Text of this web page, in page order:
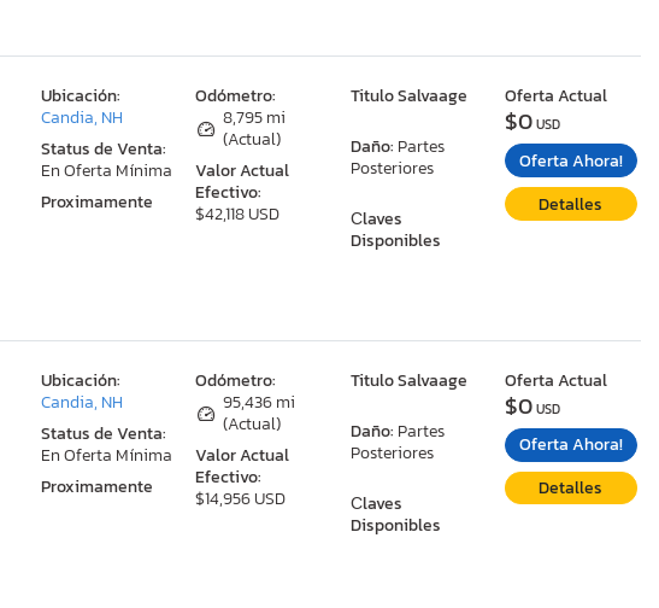
Odómetro:
8,795 mi
(Actual)
Valor Actual
Efectivo:
$42,118 USD
Titulo Salvaage
Daño: Partes
Posteriores
Сlaves
Disponibles
Ubicación:
Candia, NH
Status de Venta:
En Oferta Mínima
Proximamente
Oferta Actual
$0USD
Oferta Ahora!
Detalles
Odómetro:
95,436 mi
(Actual)
Valor Actual
Efectivo:
$14,956 USD
Titulo Salvaage
Daño: Partes
Posteriores
Сlaves
Disponibles
Ubicación:
Candia, NH
Status de Venta:
En Oferta Mínima
Proximamente
Oferta Actual
$0USD
Oferta Ahora!
Detalles